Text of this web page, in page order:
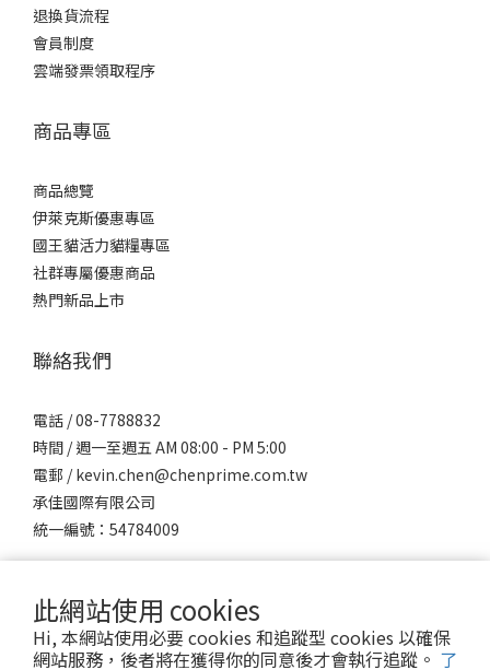
此網站使用 cookies
Hi, 本網站使用必要 cookies 和追蹤型 cookies 以確保
網站服務，後者將在獲得你的同意後才會執行追蹤。 了
退換貨流程
會員制度
雲端發票領取程序
商品專區
商品總覽
伊萊克斯優惠專區
國王貓活力貓糧專區
社群專屬優惠商品
熱門新品上市
聯絡我們
電話 / 08-7788832
時間 / 週一至週五 AM 08:00 - PM 5:00
電郵 / kevin.chen@chenprime.com.tw
承佳國際有限公司
統一編號：54784009